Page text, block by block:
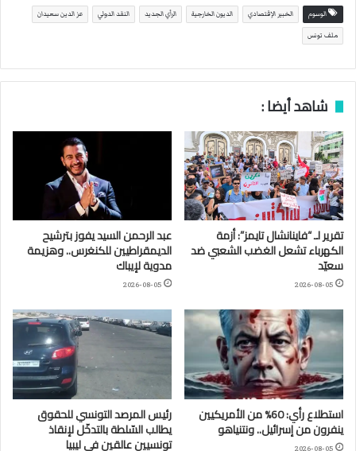
الوسوم الخبير الإقتصادي الديون الخارجية الرأي الجديد النقد الدولي عز الدين سعيدان
ملف تونس
شاهد أيضا :
تقرير لـ “فاينانشال تايمز”: أزمة
الكهرباء تشعل الغضب الشعبي ضد
سعيّد
2026-08-05
عبد الرحمن السيد يفوز بترشيح
الديمقراطيين للكنغرس.. وهزيمة
مدوية لإيباك
2026-08-05
استطلاع رأي: 60% من الأمريكيين
ينفرون من إسرائيل.. ونتنياهو
2026-08-05
رئيس المرصد التونسي للحقوق
يطالب السّلطة بالتدخّل لإنقاذ
تونسيين عالقين في ليبيا